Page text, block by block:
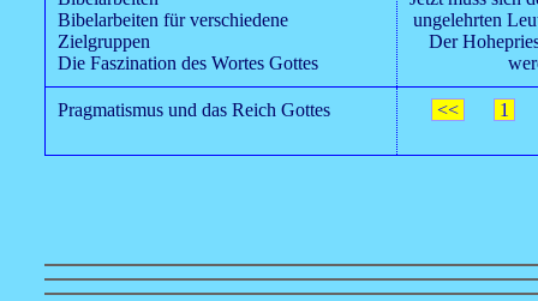
Bibelarbeiten für verschiedene
Zielgruppen
Die Faszination des Wortes Gottes
ungelehrten
Der
Pragmatismus und das Reich Gottes << 1